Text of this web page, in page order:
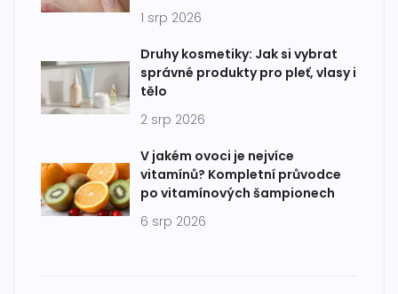
1 srp 2026
Druhy kosmetiky: Jak si vybrat
správné produkty pro pleť, vlasy i
tělo
2 srp 2026
V jakém ovoci je nejvíce
vitamínů? Kompletní průvodce
po vitamínových šampionech
6 srp 2026